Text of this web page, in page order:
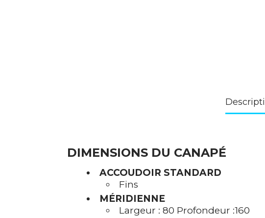
DIMENSIONS DU CANAPÉ
ACCOUDOIR STANDARD
Fins
MÉRIDIENNE
Largeur : 80 Profondeur :160